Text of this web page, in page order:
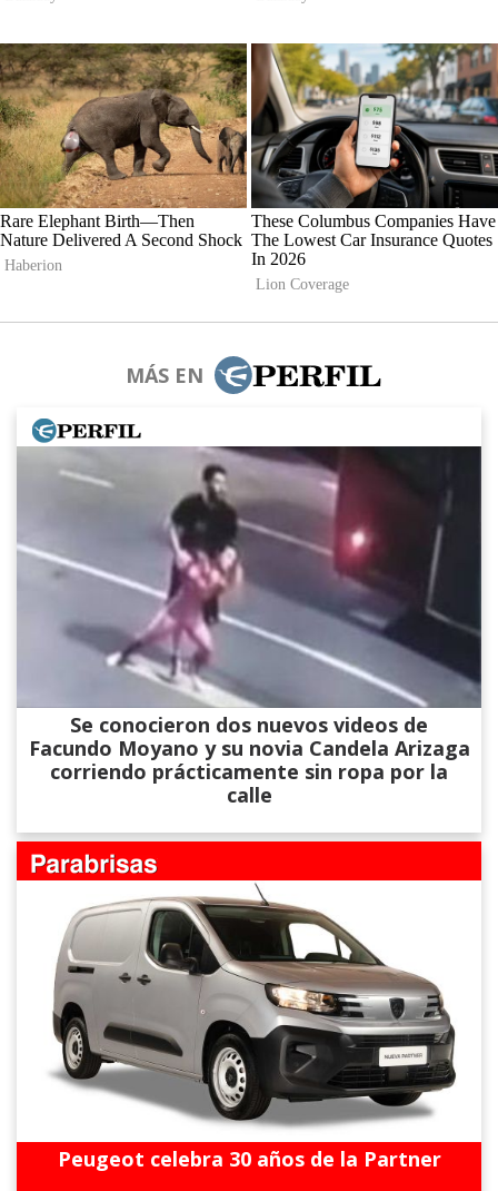
MÁS EN
Se conocieron dos nuevos videos de
Facundo Moyano y su novia Candela Arizaga
corriendo prácticamente sin ropa por la
calle
Peugeot celebra 30 años de la Partner